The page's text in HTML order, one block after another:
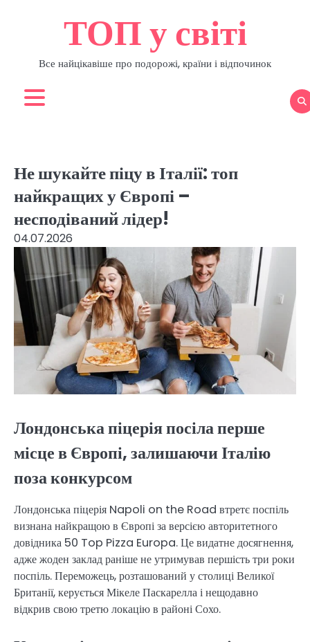
ТОП у світі
Все найцікавіше про подорожі, країни і відпочинок
Не шукайте піцу в Італії: топ
найкращих у Європі –
несподіваний лідер!
04.07.2026
Лондонська піцерія посіла перше
місце в Європі, залишаючи Італію
поза конкурсом
Лондонська піцерія Napoli on the Road втретє поспіль
визнана найкращою в Європі за версією авторитетного
довідника 50 Top Pizza Europa. Це видатне досягнення,
адже жоден заклад раніше не утримував першість три роки
поспіль. Переможець, розташований у столиці Великої
Британії, керується Мікеле Паскарелла і нещодавно
відкрив свою третю локацію в районі Сохо.